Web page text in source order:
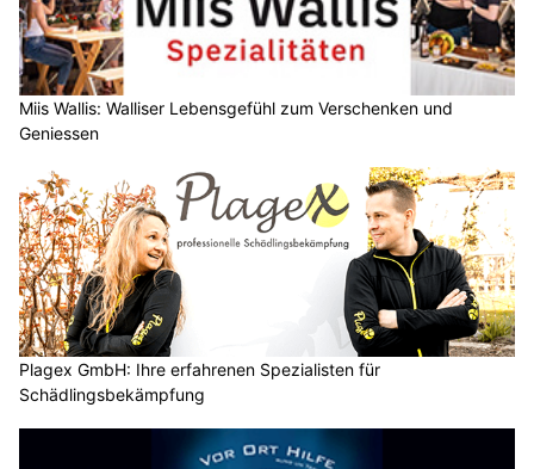
Miis Wallis: Walliser Lebensgefühl zum Verschenken und
Geniessen
Plagex GmbH: Ihre erfahrenen Spezialisten für
Schädlingsbekämpfung